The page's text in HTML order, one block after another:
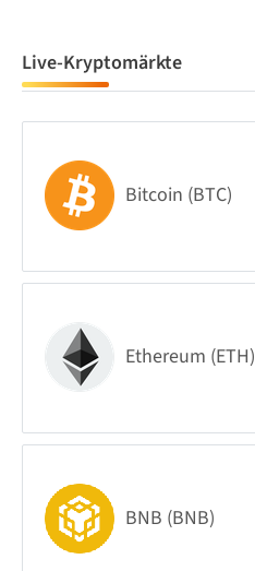
Live-Kryptomärkte
Bitcoin (BTC)
Ethereum (ETH)
BNB (BNB)